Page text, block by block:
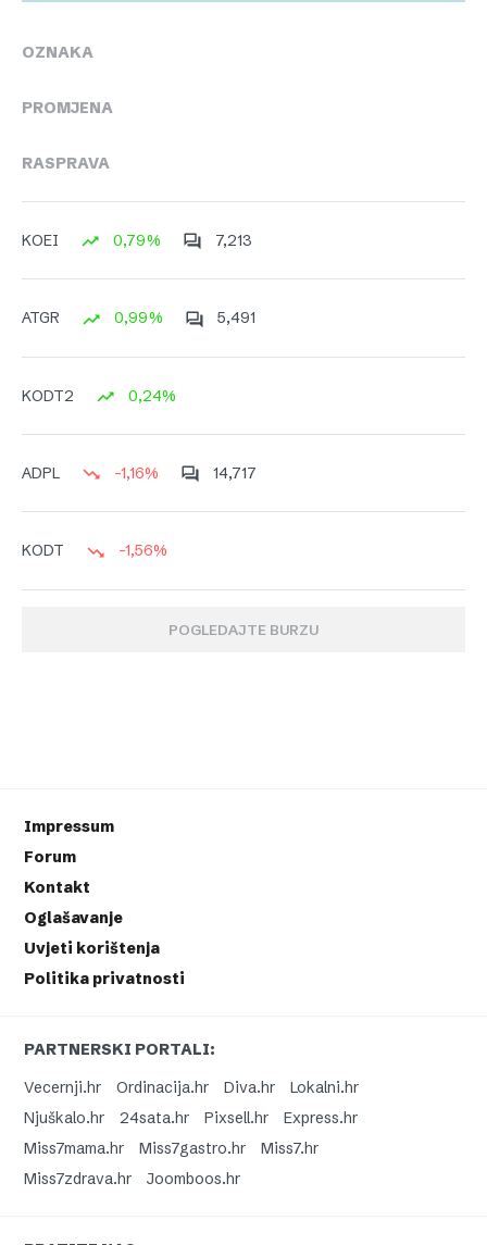
OZNAKA
PROMJENA
RASPRAVA
KOEI 0,79% 7,213
ATGR 0,99% 5,491
KODT2 0,24%
ADPL -1,16% 14,717
KODT -1,56%
POGLEDAJTE BURZU
Impressum
Forum
Kontakt
Oglašavanje
Uvjeti korištenja
Politika privatnosti
PARTNERSKI PORTALI:
Vecernji.hr
Ordinacija.hr Diva.hr
Lokalni.hr
Njuškalo.hr
24sata.hr Pixsell.hr
Express.hr
Miss7mama.hr
Miss7gastro.hr
Miss7.hr
Miss7zdrava.hr
Joomboos.hr